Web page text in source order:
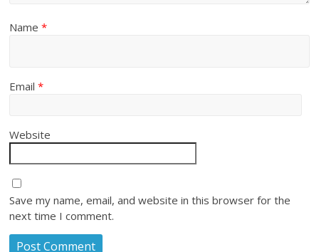
Name*
Email*
Website
Save my name, email, and website in this browser for the
next time I comment.